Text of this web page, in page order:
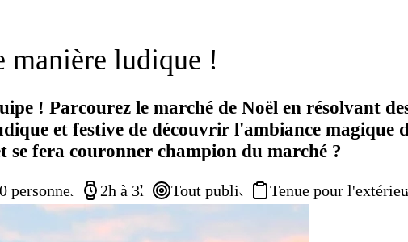
manière ludique !
! Parcourez le marché de Noël en résolvant
et festive de découvrir l'ambiance
fera couronner champion du marché ?
personnes 2h à 3h Tout public Tenue pour